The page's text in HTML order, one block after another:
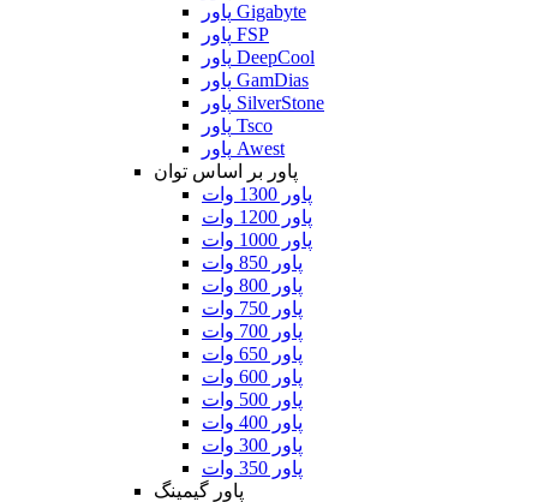
پاور Gigabyte
پاور FSP
پاور DeepCool
پاور GamDias
پاور SilverStone
پاور Tsco
پاور Awest
پاور بر اساس توان
پاور 1300 وات
پاور 1200 وات
پاور 1000 وات
پاور 850 وات
پاور 800 وات
پاور 750 وات
پاور 700 وات
پاور 650 وات
پاور 600 وات
پاور 500 وات
پاور 400 وات
پاور 300 وات
پاور 350 وات
پاور گیمینگ